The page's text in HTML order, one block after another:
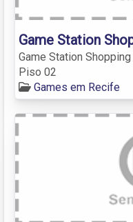
Game Station
Game Station
Piso 02
Games em Recife